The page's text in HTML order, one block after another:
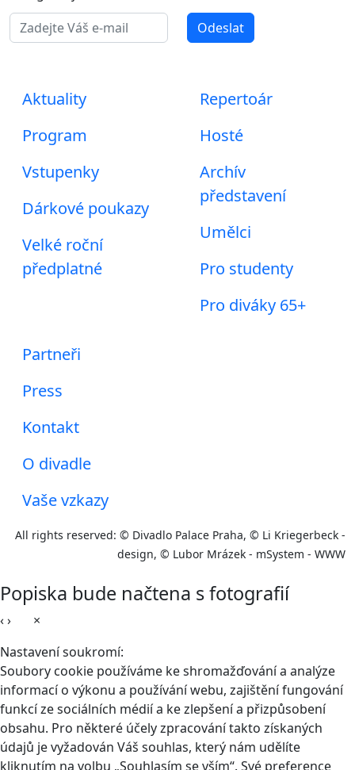
Odeslat
Aktuality
Program
Vstupenky
Dárkové poukazy
Velké roční
předplatné
Repertoár
Hosté
Archív
představení
Umělci
Pro studenty
Pro diváky 65+
Partneři
Press
Kontakt
O divadle
Vaše vzkazy
All rights reserved: © Divadlo Palace Praha, © Li Kriegerbeck -
design, © Lubor Mrázek - mSystem - WWW
Popiska bude načtena s fotografií
‹›
×
Nastavení soukromí:
Soubory cookie používáme ke shromažďování a analýze
informací o výkonu a používání webu, zajištění fungování
funkcí ze sociálních médií a ke zlepšení a přizpůsobení
obsahu. Pro některé účely zpracování takto získaných
údajů je vyžadován Váš souhlas, který nám udělíte
kliknutím na volbu „Souhlasím se vším“. Své preference